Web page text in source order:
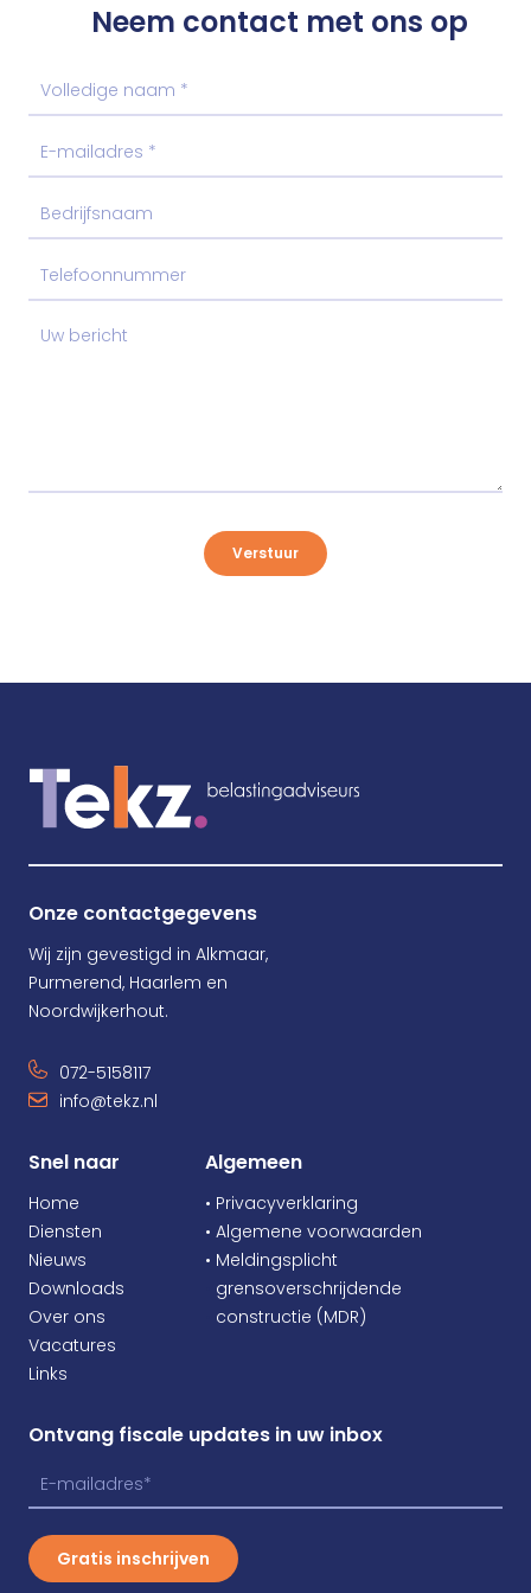
Neem contact met ons op
Verstuur
Onze contactgegevens
Wij zijn gevestigd in Alkmaar,
Purmerend, Haarlem en
Noordwijkerhout.
072-5158117
info@tekz.nl
Snel naar
Home
Diensten
Nieuws
Downloads
Over ons
Vacatures
Links
Algemeen
• Privacyverklaring
• Algemene voorwaarden
• Meldingsplicht
grensoverschrijdende
constructie (MDR)
Ontvang fiscale updates in uw inbox
Gratis inschrijven